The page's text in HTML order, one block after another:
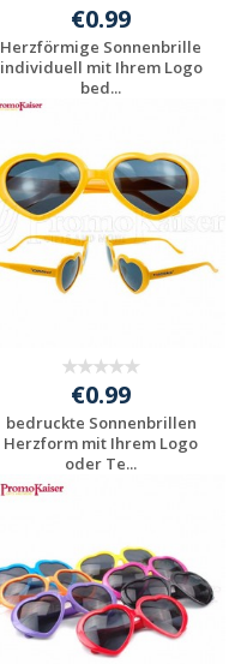
€0.99
Herzförmige Sonnenbrille
individuell mit Ihrem Logo
bed...
Werbeartikel
anfragen
€0.99
bedruckte Sonnenbrillen
Herzform mit Ihrem Logo
oder Te...
anfragen